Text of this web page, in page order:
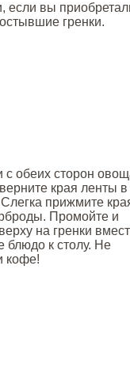
если вы
гренки.
с обеих сторон
края ленты в
прижмите
Промойте и
на гренки
к столу. Не
кофе!